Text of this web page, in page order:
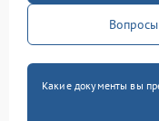
Какие документы вы